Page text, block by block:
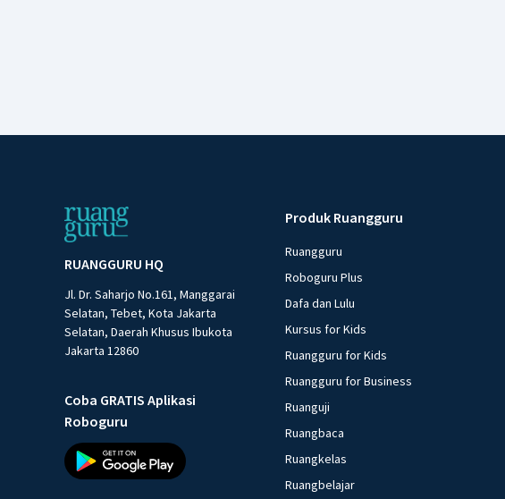
RUANGGURU HQ
Jl. Dr. Saharjo No.161, Manggarai
Selatan, Tebet, Kota Jakarta
Selatan, Daerah Khusus Ibukota
Jakarta 12860
Coba GRATIS Aplikasi
Roboguru
Produk Ruangguru
Ruangguru
Roboguru Plus
Dafa dan Lulu
Kursus for Kids
Ruangguru for Kids
Ruangguru for Business
Ruanguji
Ruangbaca
Ruangkelas
Ruangbelajar